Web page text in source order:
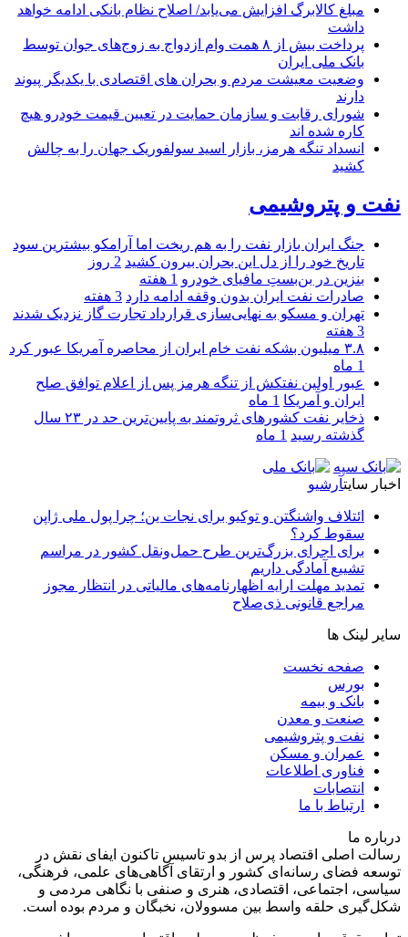
مبلغ کالابرگ افزایش می‌یابد/ اصلاح نظام بانکی ادامه خواهد
داشت
پرداخت بیش از ۸ همت وام ازدواج به زوج‌های جوان توسط
بانک ملی ایران
وضعیت معیشت مردم و بحران های اقتصادی با یکدیگر پیوند
دارند
شورای رقابت و سازمان حمایت در تعیین قیمت خودرو هیچ
کاره شده اند
انسداد تنگه هرمز، بازار اسید سولفوریک جهان را به چالش
کشید
نفت و پتروشیمی
جنگ ایران بازار نفت را به هم ریخت اما آرامکو بیشترین سود
تاریخ خود را از دل این بحران بیرون کشید 2 روز
بنزین در بن‌بستِ مافیای خودرو 1 هفته
صادرات نفت ایران بدون وقفه ادامه دارد 3 هفته
تهران و مسکو به نهایی‌سازی قرارداد تجارت گاز نزدیک شدند
3 هفته
۳.۸ میلیون بشکه نفت خام ایران از محاصره آمریکا عبور کرد
1 ماه
عبور اولین نفتکش از تنگه هرمز پس از اعلام توافق صلح
ایران و آمریکا 1 ماه
ذخایر نفت کشورهای ثروتمند به پایین‌ترین حد در ۲۳ سال
گذشته رسید 1 ماه
اخبار سایتآرشیو
ائتلاف واشنگتن و توکیو برای نجات ین؛ چرا پول ملی ژاپن
سقوط کرد؟
برای اجرای بزرگ‌ترین طرح حمل‌ونقل کشور در مراسم
تشییع آمادگی داریم
تمدید مهلت ارایه اظهارنامه‌های مالیاتی در انتظار مجوز
مراجع قانونی ذی‌‏صلاح
سایر لینک ها
صفحه نخست
بورس
بانک و بیمه
صنعت و معدن
نفت و پتروشیمی
عمران و مسکن
فناوری اطلاعات
انتصابات
ارتباط با ما
درباره ما
رسالت اصلی اقتصاد پرس از بدو تاسیس تاکنون ایفای نقش در
توسعه فضای رسانه‌ای کشور و ارتقای آگاهی‌های علمی، فرهنگی،
سیاسی، اجتماعی، اقتصادی، هنری و صنفی با نگاهی مردمی و
شکل‌گیری حلقه واسط بین مسوولان، نخبگان و مردم بوده است.